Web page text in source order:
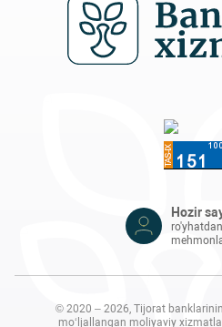
Hozir
© 2020 – 2026, Tijorat
mo‘ljallangan moliyaviy